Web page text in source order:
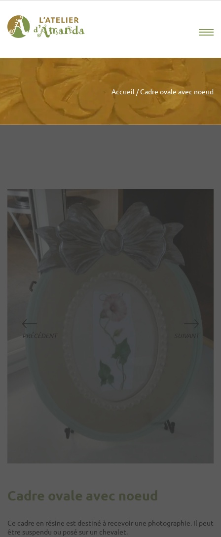
Accueil /Cadre ovale avec noeud
Cadre ovale avec noeud
Ce cadre en résine est destiné à recevoir une photographie. Il peut
être suspendu ou posé sur un chevalet.